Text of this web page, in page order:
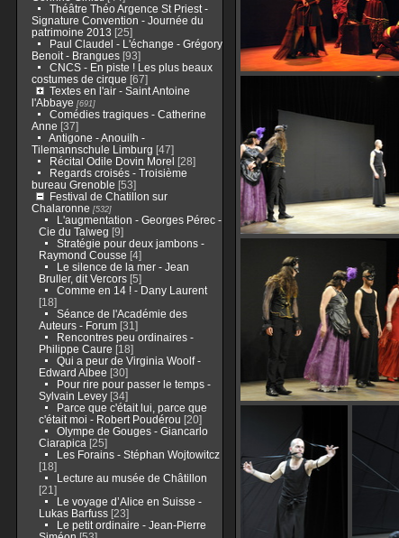
Théâtre Théo Argence St Priest -
Signature Convention - Journée du
patrimoine 2013 [25]
Paul Claudel - L'échange - Grégory
Benoit - Brangues[93]
CNCS - En piste ! Les plus beaux
costumes de cirque [67]
Textes en l'air - Saint Antoine
l'Abbaye [691]
Comédies tragiques - Catherine
Anne [37]
Antigone - Anouilh -
Tilemannschule Limburg [47]
Récital Odile Dovin Morel [28]
Regards croisés - Troisième
bureau Grenoble [53]
Festival de Chatillon sur
Chalaronne [532]
L'augmentation - Georges Pérec -
Cie du Talweg [9]
Stratégie pour deux jambons -
Raymond Cousse [4]
Le silence de la mer - Jean
Bruller, dit Vercors[5]
Comme en 14 ! - Dany Laurent
[18]
Séance de l'Académie des
Auteurs - Forum[31]
Rencontres peu ordinaires -
Philippe Caure [18]
Qui a peur de Virginia Woolf -
Edward Albee [30]
Pour rire pour passer le temps -
Sylvain Levey[34]
Parce que c'était lui, parce que
c'était moi - Robert Poudérou [20]
Olympe de Gouges - Giancarlo
Ciarapica [25]
Les Forains - Stéphan Wojtowitcz
[18]
Lecture au musée de Châtillon
[21]
Le voyage d’Alice en Suisse -
Lukas Barfuss[23]
Le petit ordinaire - Jean-Pierre